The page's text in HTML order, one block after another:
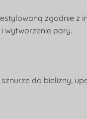
zgodnie z
wytworzenie pary.
do bielizny,